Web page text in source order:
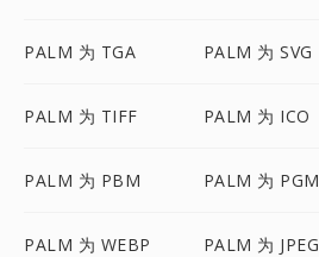
PALM 为 TGA PALM 为 SVG
PALM 为 TIFF PALM 为 ICO
PALM 为 PBM PALM 为 PGM
PALM 为 WEBP PALM 为 JPEG